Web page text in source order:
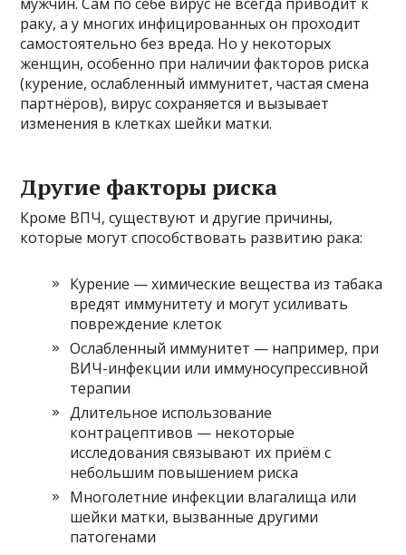
раку, а у многих инфицированных он проходит
самостоятельно без вреда. Но у некоторых
женщин, особенно при наличии факторов риска
(курение, ослабленный иммунитет, частая смена
партнёров), вирус сохраняется и вызывает
изменения в клетках шейки матки.
Другие факторы риска
Кроме ВПЧ, существуют и другие причины,
которые могут способствовать развитию рака:
Курение — химические вещества из табака
вредят иммунитету и могут усиливать
повреждение клеток
Ослабленный иммунитет — например, при
ВИЧ-инфекции или иммуносупрессивной
терапии
Длительное использование
контрацептивов — некоторые
исследования связывают их приём с
небольшим повышением риска
Многолетние инфекции влагалища или
шейки матки, вызванные другими
патогенами